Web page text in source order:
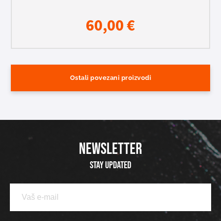
60,00€
Ostali povezani proizvodi
NEWSLETTER
Stay updated